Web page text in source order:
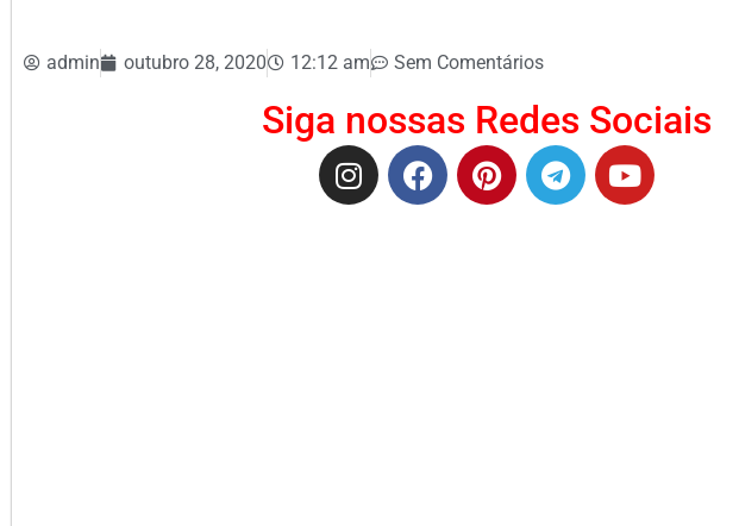
admin outubro 28, 2020 12:12 am Sem Comentários
Siga nossas Redes Sociais